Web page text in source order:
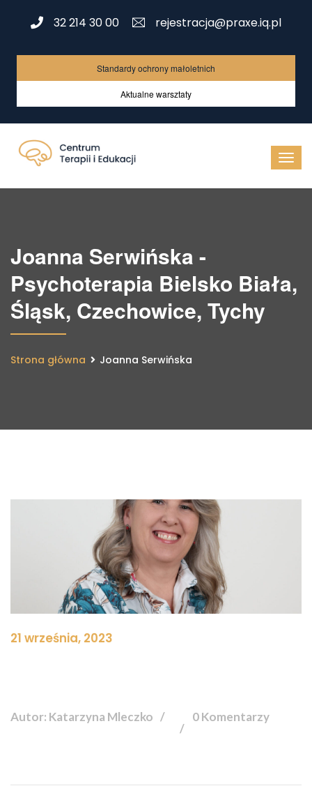
32 214 30 00 rejestracja@praxe.iq.pl
Standardy ochrony małoletnich
Aktualne warsztaty
Joanna Serwińska -
Psychoterapia Bielsko Biała,
Śląsk, Czechowice, Tychy
Strona główna Joanna Serwińska
21 września, 2023
Autor: Katarzyna Mleczko 0 Komentarzy